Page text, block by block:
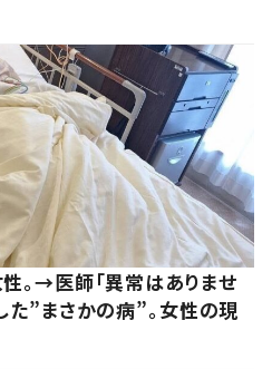
。→医師「異常はありませ
”まさかの病”。女性の現